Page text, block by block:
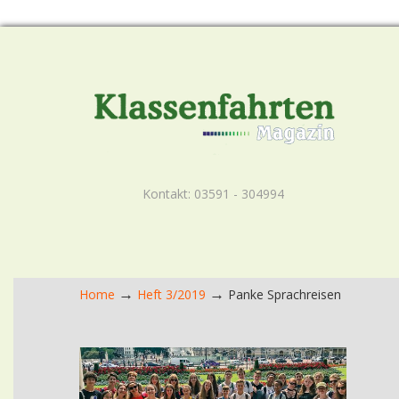
Kontakt: 03591 - 304994
Home → Heft 3/2019 → Panke Sprachreisen